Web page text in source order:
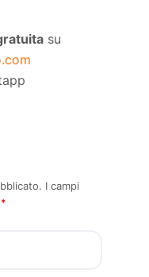
su
I campi
*